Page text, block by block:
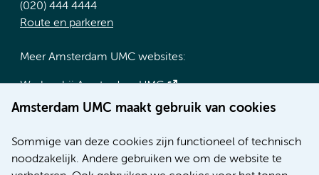
Amsterdam UMC maakt gebruik van cookies
Sommige van deze cookies zijn functioneel of technisch
noodzakelijk. Andere gebruiken we om de website te
(020) 444 4444
Route en parkeren
Meer Amsterdam UMC websites:
Werken bij Amsterdam UMC
Over Amsterdam UMC
Research
Educatie locatie AMC
Educatie locatie VUmc